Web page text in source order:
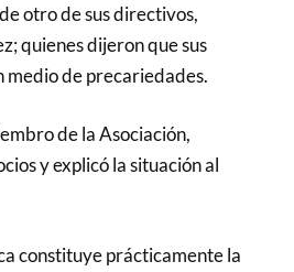
otro de sus directivos,
quienes dijeron que sus
medio de precariedades.
de la Asociación,
y explicó la situación al
constituye prácticamente la